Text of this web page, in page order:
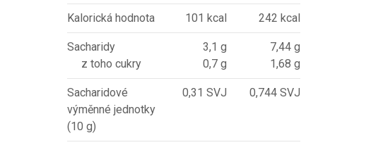
Kalorická hodnota 101 kcal 242 kcal
Sacharidy
z toho cukry
3,1 g
0,7 g
7,44 g
1,68 g
Sacharidové
výměnné jednotky
(10 g)
0,31 SVJ 0,744 SVJ